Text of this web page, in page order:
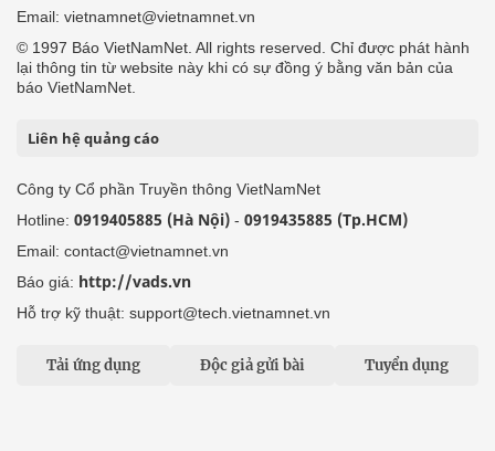
Email: vietnamnet@vietnamnet.vn
© 1997 Báo VietNamNet. All rights reserved. Chỉ được phát hành
lại thông tin từ website này khi có sự đồng ý bằng văn bản của
báo VietNamNet.
Liên hệ quảng cáo
Công ty Cổ phần Truyền thông VietNamNet
Hotline: 0919405885 (Hà Nội) - 0919435885 (Tp.HCM)
Email: contact@vietnamnet.vn
Báo giá: http://vads.vn
Hỗ trợ kỹ thuật: support@tech.vietnamnet.vn
Tải ứng dụng Độc giả gửi bài Tuyển dụng